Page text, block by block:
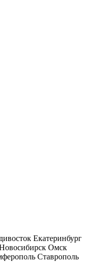
Екатеринбург
Омск
Ставрополь